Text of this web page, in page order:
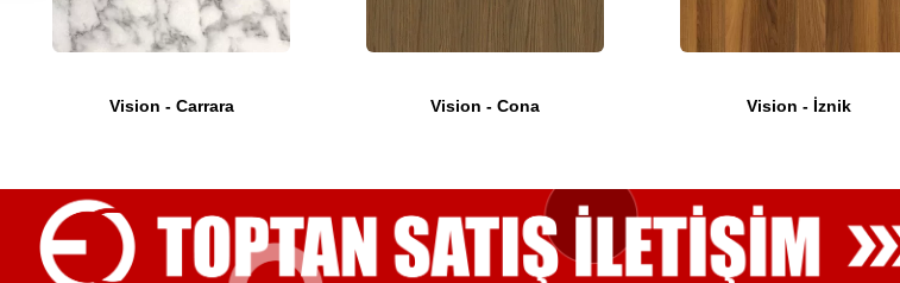
Vision - Carrara Vision - Cona Vision - İznik